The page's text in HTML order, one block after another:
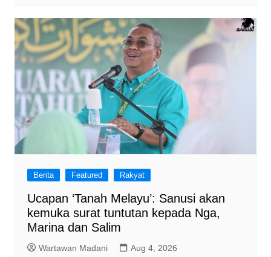
Berita Featured Rakyat
Ucapan ‘Tanah Melayu’: Sanusi akan
kemuka surat tuntutan kepada Nga,
Marina dan Salim
Wartawan Madani Aug 4, 2026